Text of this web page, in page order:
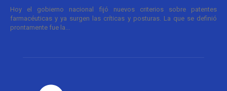
Hoy el gobierno nacional fijó nuevos criterios sobre patentes
farmacéuticas y ya surgen las críticas y posturas. La que se definió
prontamente fue la...